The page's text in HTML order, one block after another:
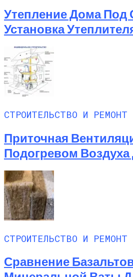
Утепление Дома Под
Установка
СТРОИТЕЛЬСТВО И РЕМОНТ
Приточная
Подогревом
СТРОИТЕЛЬСТВО И РЕМОНТ
Сравнение